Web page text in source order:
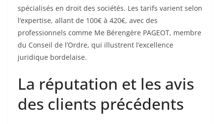
spécialisés en droit des sociétés. Les tarifs varient selon
l’expertise, allant de 100€ à 420€, avec des
professionnels comme Me Bérengère PAGEOT, membre
du Conseil de l’Ordre, qui illustrent l’excellence
juridique bordelaise.
La réputation et les avis
des clients précédents